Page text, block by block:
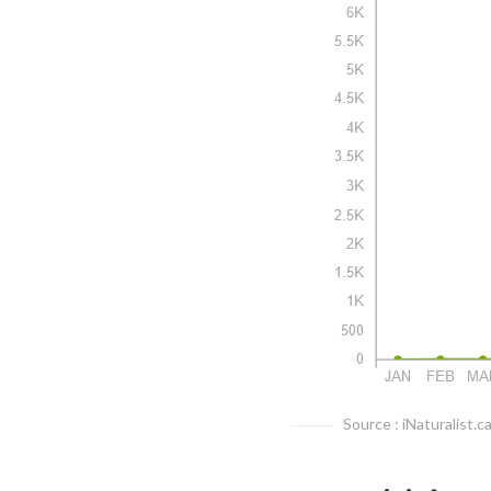
Source : iNaturalist.ca